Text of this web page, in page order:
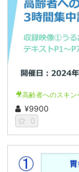
¥9900
0